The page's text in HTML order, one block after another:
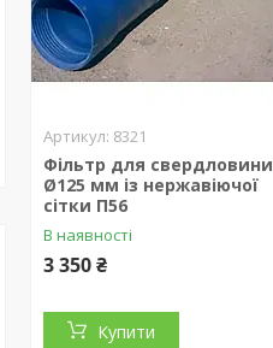
8321
Фільтр для свердловини
Ø125 мм із нержавіючої
сітки П56
В наявності
3 350 ₴
Купити